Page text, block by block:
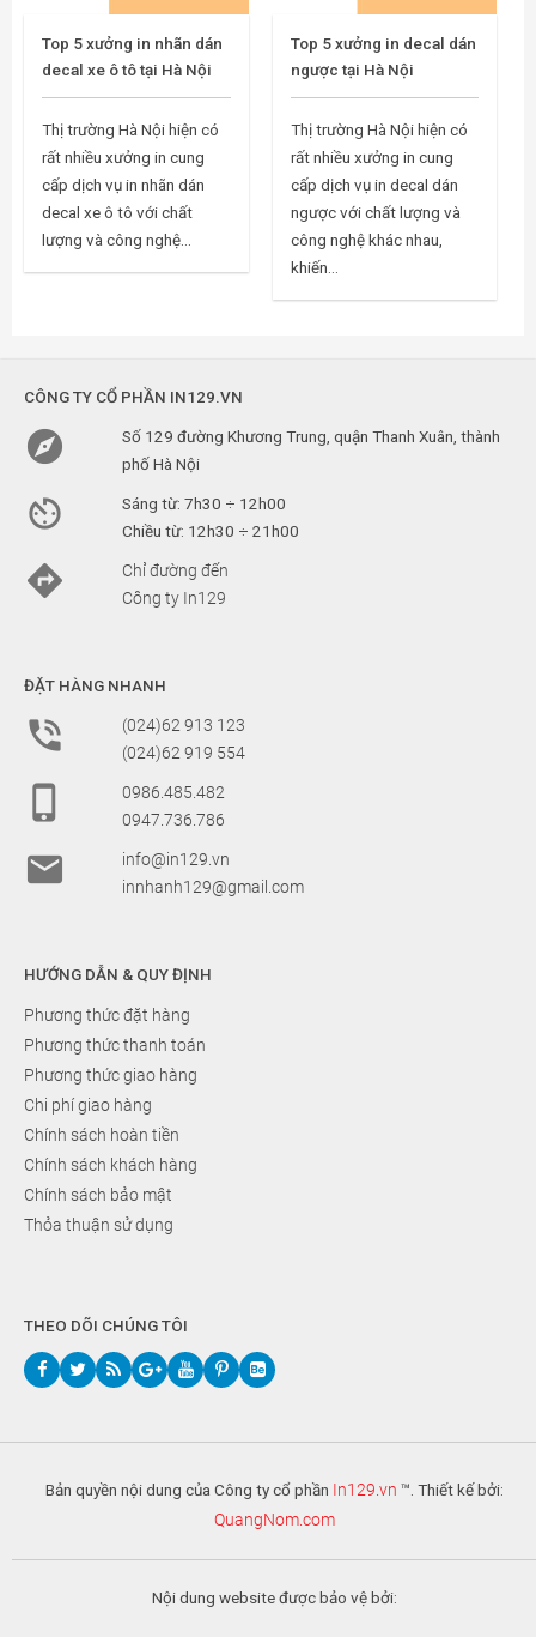
Top 5 xưởng in nhãn dán
decal xe ô tô tại Hà Nội
Thị trường Hà Nội hiện có
rất nhiều xưởng in cung
cấp dịch vụ in nhãn dán
decal xe ô tô với chất
lượng và công nghệ...
Top 5 xưởng in decal dán
ngược tại Hà Nội
Thị trường Hà Nội hiện có
rất nhiều xưởng in cung
cấp dịch vụ in decal dán
ngược với chất lượng và
công nghệ khác nhau,
khiến...
CÔNG TY CỔ PHẦN IN129.VN

Số 129 đường Khương Trung, quận Thanh Xuân, thành
phố Hà Nội

Sáng từ: 7h30 ÷ 12h00
Chiều từ: 12h30 ÷ 21h00

Chỉ đường đến
Công ty In129
ĐẶT HÀNG NHANH

(024)62 913 123
(024)62 919 554

0986.485.482
0947.736.786

info@in129.vn
innhanh129@gmail.com
HƯỚNG DẪN & QUY ĐỊNH
Phương thức đặt hàng
Phương thức thanh toán
Phương thức giao hàng
Chi phí giao hàng
Chính sách hoàn tiền
Chính sách khách hàng
Chính sách bảo mật
Thỏa thuận sử dụng
THEO DÕI CHÚNG TÔI
Bản quyền nội dung của Công ty cổ phần In129.vn ™. Thiết kế bởi:
QuangNom.com
Nội dung website được bảo vệ bởi: